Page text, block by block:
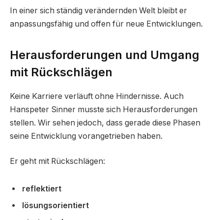
In einer sich ständig verändernden Welt bleibt er
anpassungsfähig und offen für neue Entwicklungen.
Herausforderungen und Umgang
mit Rückschlägen
Keine Karriere verläuft ohne Hindernisse. Auch
Hanspeter Sinner musste sich Herausforderungen
stellen. Wir sehen jedoch, dass gerade diese Phasen
seine Entwicklung vorangetrieben haben.
Er geht mit Rückschlägen:
reflektiert
lösungsorientiert